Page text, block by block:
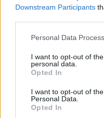
Downstream Participants
Please note that this
not limited to your visit or
grant or deny consent to
use your data for below
consent section.
Personal Data
I want to opt-out of
personal data.
Opted In
I want to opt-out of
Personal Data.
Opted In